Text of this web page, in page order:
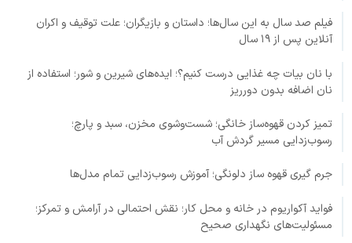
فیلم صد سال به این سال‌ها؛ داستان و بازیگران؛ علت توقیف و اکران
آنلاین پس از ۱۹ سال
با نان بیات چه غذایی درست کنیم؟؛ ایده‌های شیرین و شور؛ استفاده از
نان اضافه بدون دورریز
تمیز کردن قهوه‌ساز خانگی؛ شست‌وشوی مخزن، سبد و پارچ؛
رسوب‌زدایی مسیر گردش آب
جرم گیری قهوه ساز دلونگی؛ آموزش رسوب‌زدایی تمام مدل‌ها
فواید آکواریوم در خانه و محل کار؛ نقش احتمالی در آرامش و تمرکز؛
مسئولیت‌های نگهداری صحیح